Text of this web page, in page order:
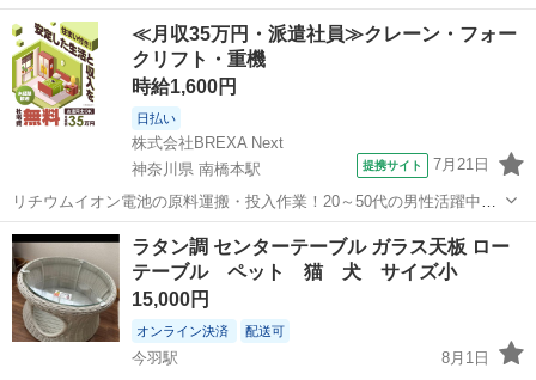
埼玉 和光市 西高島平駅 テーブル
≪月収35万円・派遣社員≫クレーン・フォー
クリフト・重機
時給1,600円
日払い
株式会社BREXA Next
神奈川県 南橋本駅
提携サイト 7月21日
リチウムイオン電池の原料運搬・投入作業！20～50代の男性活躍中★
ワンルーム寮完備！赴任旅費会社負担！年間休日130日★フォークリフ
ト免許お持ちの方、活躍中！就業先食堂利用可★《神奈川県相模原
市》 人気の工場のお仕事 ◇電...
神奈川 相模原市 南橋本駅
ラタン調 センターテーブル ガラス天板 ロー
テーブル ペット 猫 犬 サイズ小
15,000円
オンライン決済 配送可
今羽駅
8月1日